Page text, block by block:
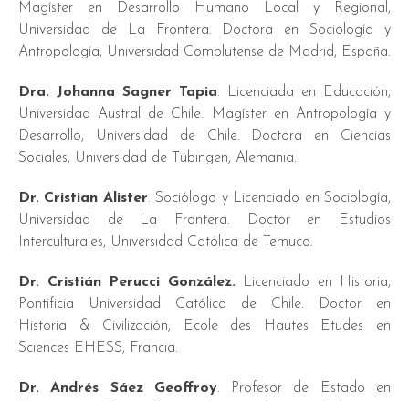
Magíster en Desarrollo Humano Local y Regional,
Universidad de La Frontera. Doctora en Sociología y
Antropología, Universidad Complutense de Madrid, España.
Dra. Johanna Sagner Tapia. Licenciada en Educación,
Universidad Austral de Chile. Magíster en Antropología y
Desarrollo, Universidad de Chile. Doctora en Ciencias
Sociales, Universidad de Tübingen, Alemania.
Dr. Cristian Alister. Sociólogo y Licenciado en Sociología,
Universidad de La Frontera. Doctor en Estudios
Interculturales, Universidad Católica de Temuco.
Dr. Cristián Perucci González. Licenciado en Historia,
Pontificia Universidad Católica de Chile. Doctor en
Historia & Civilización, Ecole des Hautes Etudes en
Sciences EHESS, Francia.
Dr. Andrés Sáez Geoffroy. Profesor de Estado en